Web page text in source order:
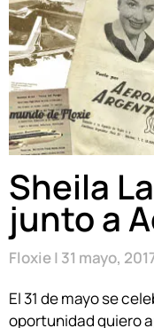
Sheila
junto a
Floxie 31 mayo,
El 31 de mayo se
oportunidad quiero